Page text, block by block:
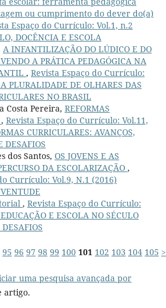
ou cumprimento do dever do(a)
Espaço do Currículo: Vol.1, n.2
DOCÊNCIA E ESCOLA
A INFANTILIZAÇÃO DO LÚDICO E DO
A PRÁTICA PEDAGÓGICA NA
, Revista Espaço do Currículo:
PLURALIDADE DE OLHARES DAS
NO BRASIL
Costa Pereira, REFORMAS
, Revista Espaço do Currículo: Vol.11,
CURRICULARES: AVANÇOS,
DESAFIOS
dos Santos, OS JOVENS E AS
DA ESCOLARIZAÇÃO ,
Currículo: Vol.9, N.1 (2016)
, Revista Espaço do Currículo:
E ESCOLA NO SÉCULO
95 96 97 98 99 100 101 102 103 104 105 >
uma pesquisa avançada por
artigo.